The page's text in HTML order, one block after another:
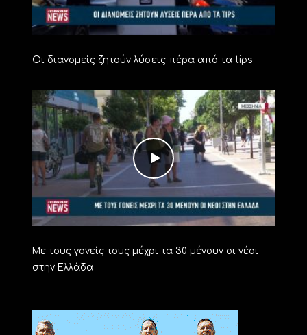
Οι διανομείς ζητούν λύσεις πέρα από τα tips
Με τους γονείς τους μέχρι τα 30 μένουν οι νέοι
στην Ελλάδα